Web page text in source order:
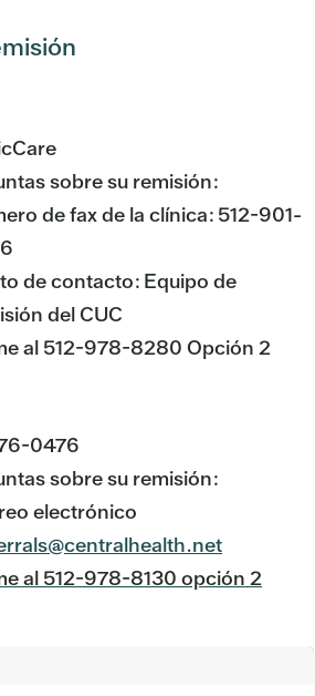
sobre su remisión:
de fax de la clínica: 512-901-
de contacto: Equipo de
del CUC
al 512-978-8280 Opción 2
0476
sobre su remisión:
electrónico
al 512-978-8130 opción 2